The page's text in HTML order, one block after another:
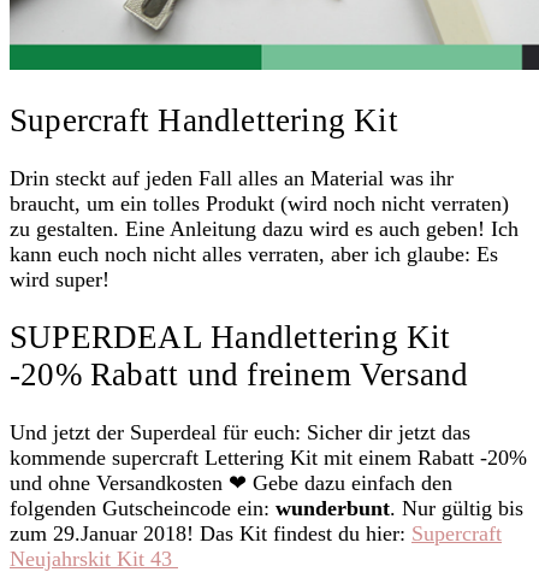
Supercraft Handlettering Kit
Drin steckt auf jeden Fall alles an Material was ihr
braucht, um ein tolles Produkt (wird noch nicht verraten)
zu gestalten. Eine Anleitung dazu wird es auch geben! Ich
kann euch noch nicht alles verraten, aber ich glaube: Es
wird super!
SUPERDEAL Handlettering Kit
-20% Rabatt und freinem Versand
Und jetzt der Superdeal für euch: Sicher dir jetzt das
kommende supercraft Lettering Kit mit einem Rabatt -20%
und ohne Versandkosten ❤ Gebe dazu einfach den
folgenden Gutscheincode ein: wunderbunt. Nur gültig bis
zum 29.Januar 2018! Das Kit findest du hier: Supercraft
Neujahrskit Kit 43